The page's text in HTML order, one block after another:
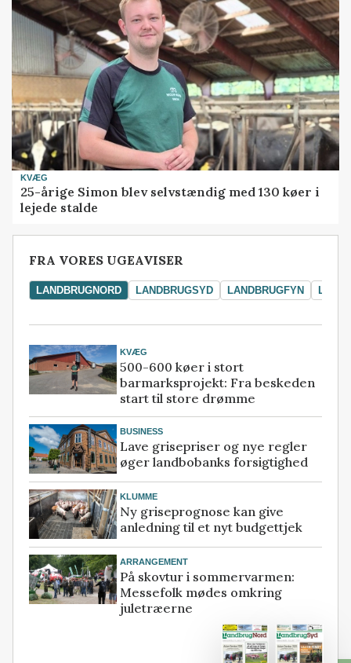
KVÆG
25-årige Simon blev selvstændig med 130 køer i
lejede stalde
FRA VORES UGEAVISER
LANDBRUGNORD LANDBRUGSYD LANDBRUGFYN
KVÆG
500-600 køer i stort
barmarksprojekt: Fra beskeden
start til store drømme
BUSINESS
Lave grisepriser og nye regler
øger landbobanks forsigtighed
KLUMME
Ny griseprognose kan give
anledning til et nyt budgettjek
ARRANGEMENT
På skovtur i sommervarmen:
Messefolk mødes omkring
juletræerne